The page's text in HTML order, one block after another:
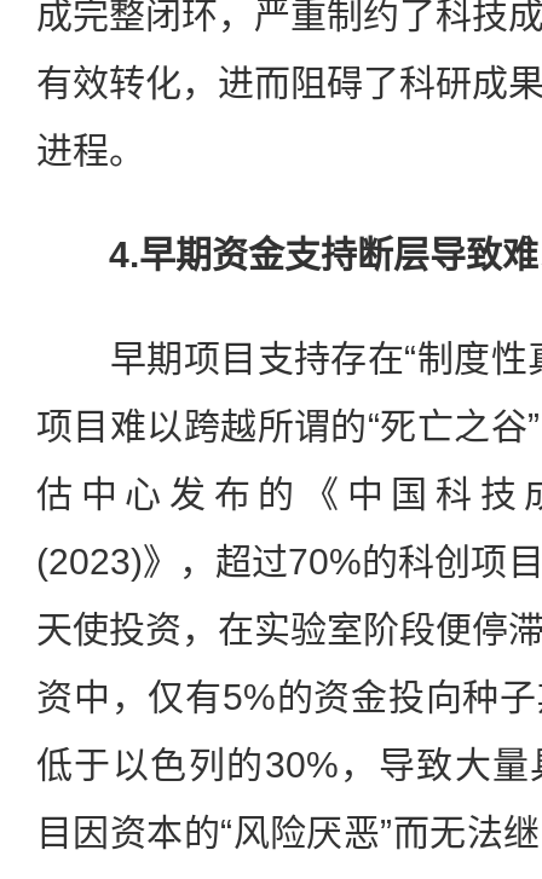
成完整闭环，严重制约了科技
有效转化，进而阻碍了科研成
进程。
4.早期资金支持断层导致难
早期项目支持存在“制度性
项目难以跨越所谓的“死亡之谷
估中心发布的《中国科技
(2023)》，超过70%的科创项
天使投资，在实验室阶段便停
资中，仅有5%的资金投向种
低于以色列的30%，导致大
目因资本的“风险厌恶”而无法